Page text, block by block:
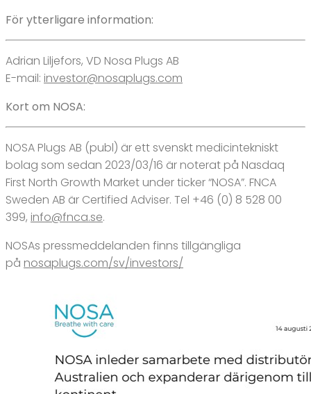
För ytterligare information:
Adrian Liljefors, VD Nosa Plugs AB
E-mail: investor@nosaplugs.com
Kort om NOSA:
NOSA Plugs AB (publ) är ett svenskt medicintekniskt
bolag som sedan 2023/03/16 är noterat på Nasdaq
First North Growth Market under ticker “NOSA”. FNCA
Sweden AB är Certified Adviser. Tel +46 (0) 8 528 00
399, info@fnca.se.
NOSAs pressmeddelanden finns tillgängliga
på nosaplugs.com/sv/investors/